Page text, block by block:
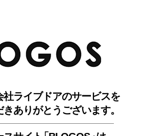
社ライブドアのサービスを
ありがとうございます。